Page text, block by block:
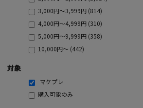
3,000円～3,999円 (814)
4,000円～4,999円 (310)
5,000円～9,999円 (358)
10,000円～ (442)
対象
マケプレ
購入可能のみ